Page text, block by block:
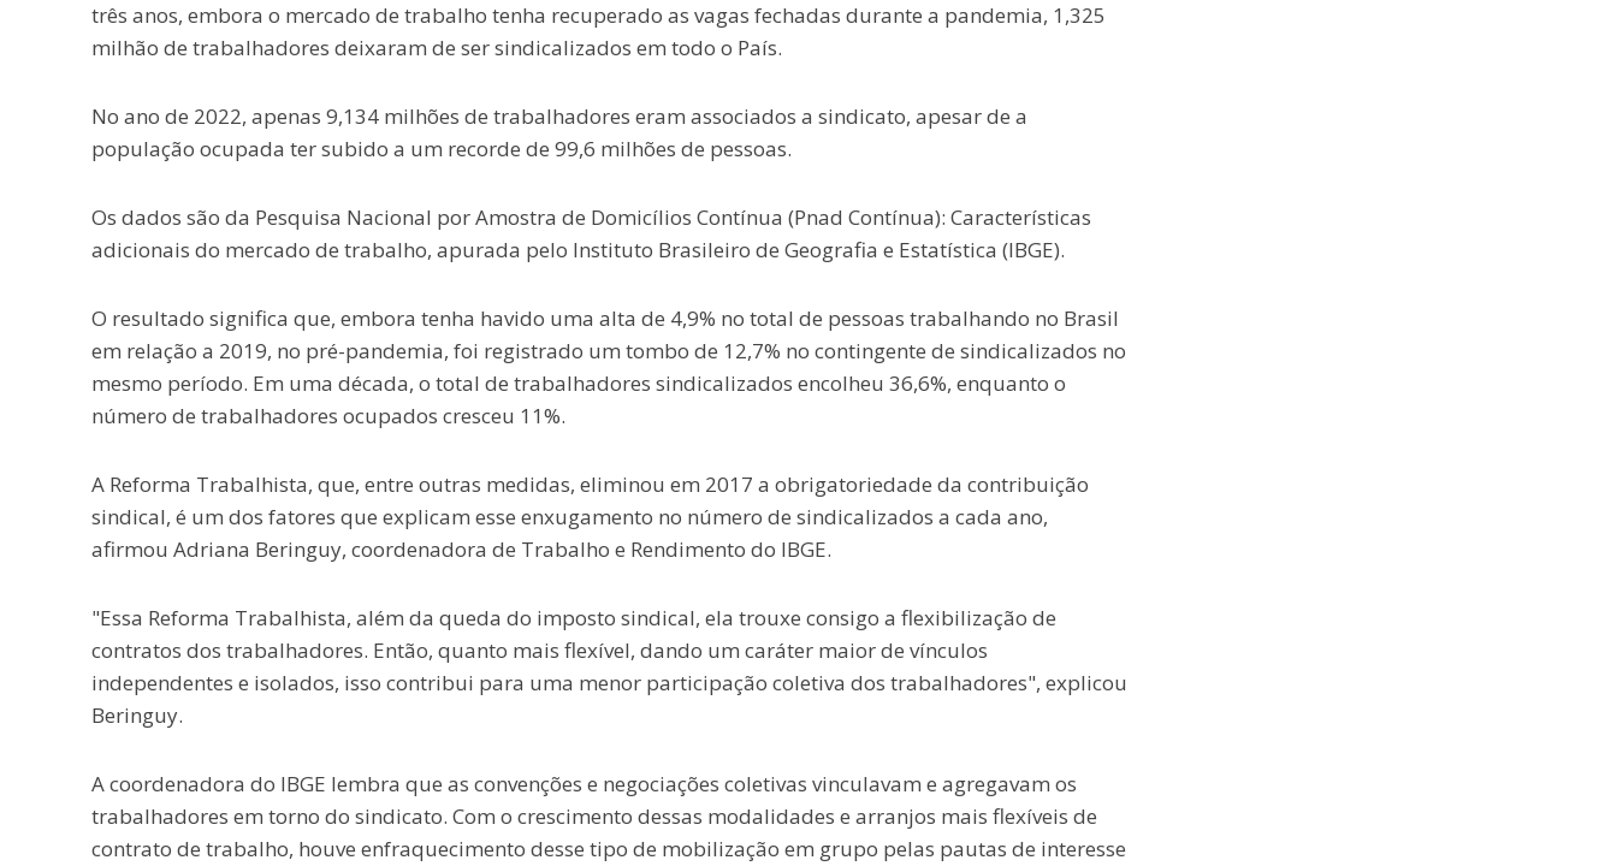
três anos, embora o mercado de trabalho tenha recuperado as vagas fechadas durante a pandemia, 1,325
milhão de trabalhadores deixaram de ser sindicalizados em todo o País.
No ano de 2022, apenas 9,134 milhões de trabalhadores eram associados a sindicato, apesar de a
população ocupada ter subido a um recorde de 99,6 milhões de pessoas.
Os dados são da Pesquisa Nacional por Amostra de Domicílios Contínua (Pnad Contínua): Características
adicionais do mercado de trabalho, apurada pelo Instituto Brasileiro de Geografia e Estatística (IBGE).
O resultado significa que, embora tenha havido uma alta de 4,9% no total de pessoas trabalhando no Brasil
em relação a 2019, no pré-pandemia, foi registrado um tombo de 12,7% no contingente de sindicalizados no
mesmo período. Em uma década, o total de trabalhadores sindicalizados encolheu 36,6%, enquanto o
número de trabalhadores ocupados cresceu 11%.
A Reforma Trabalhista, que, entre outras medidas, eliminou em 2017 a obrigatoriedade da contribuição
sindical, é um dos fatores que explicam esse enxugamento no número de sindicalizados a cada ano,
afirmou Adriana Beringuy, coordenadora de Trabalho e Rendimento do IBGE.
"Essa Reforma Trabalhista, além da queda do imposto sindical, ela trouxe consigo a flexibilização de
contratos dos trabalhadores. Então, quanto mais flexível, dando um caráter maior de vínculos
independentes e isolados, isso contribui para uma menor participação coletiva dos trabalhadores", explicou
Beringuy.
A coordenadora do IBGE lembra que as convenções e negociações coletivas vinculavam e agregavam os
trabalhadores em torno do sindicato. Com o crescimento dessas modalidades e arranjos mais flexíveis de
contrato de trabalho, houve enfraquecimento desse tipo de mobilização em grupo pelas pautas de interesse